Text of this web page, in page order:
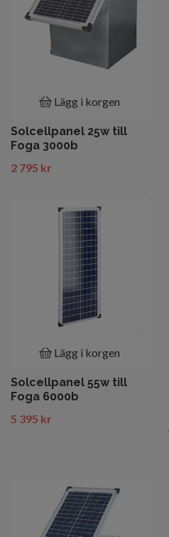
Lägg i korgen
Solcellpanel 25w till
Foga 3000b
2 795 kr
Lägg i korgen
Solcellpanel 55w till
Foga 6000b
5 395 kr